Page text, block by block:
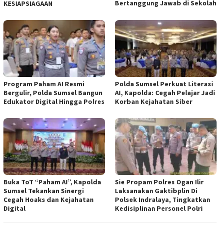
KESIAPSIAGAAN
Bertanggung Jawab di Sekolah
Program Paham AI Resmi
Bergulir, Polda Sumsel Bangun
Edukator Digital Hingga Polres
Polda Sumsel Perkuat Literasi
AI, Kapolda: Cegah Pelajar Jadi
Korban Kejahatan Siber
Buka ToT “Paham AI”, Kapolda
Sumsel Tekankan Sinergi
Cegah Hoaks dan Kejahatan
Digital
Sie Propam Polres Ogan Ilir
Laksanakan Gaktibplin Di
Polsek Indralaya, Tingkatkan
Kedisiplinan Personel Polri